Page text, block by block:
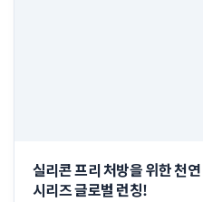
실리콘 프리 처방을 위한 천
시리즈 글로벌 런칭!